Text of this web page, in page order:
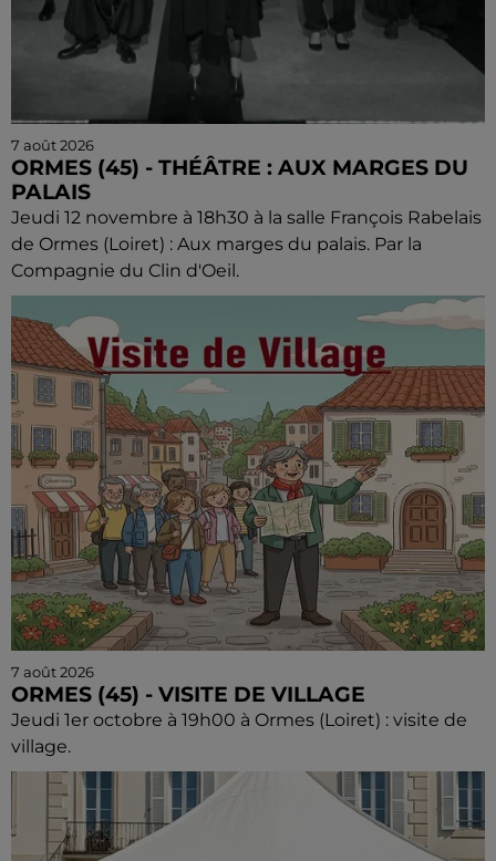
7 août 2026
ORMES (45) - THÉÂTRE : AUX MARGES DU
PALAIS
Jeudi 12 novembre à 18h30 à la salle François Rabelais
de Ormes (Loiret) : Aux marges du palais. Par la
Compagnie du Clin d'Oeil.
7 août 2026
ORMES (45) - VISITE DE VILLAGE
Jeudi 1er octobre à 19h00 à Ormes (Loiret) : visite de
village.